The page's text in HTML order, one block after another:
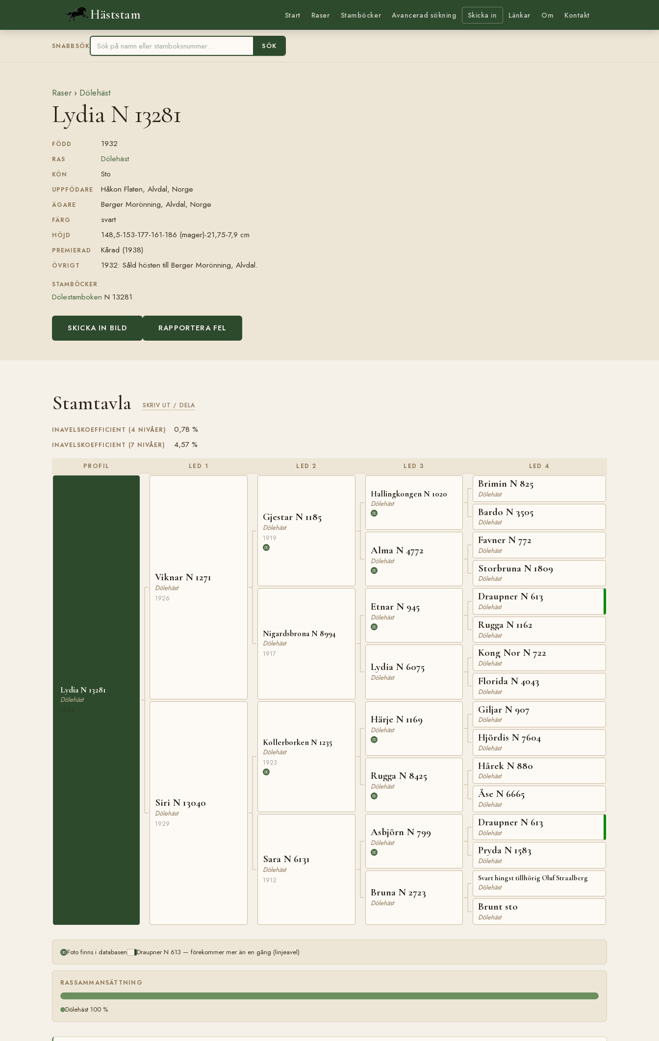
Häststam Start Raser Stamböcker Avancerad sökning Skicka in Länkar Om Kontakt
SNABBSÖK SÖK
Raser › Dölehäst
Lydia N 13281
FÖDD 1932
RAS Dölehäst
KÖN Sto
UPPFÖDARE Håkon Flaten, Alvdal, Norge
ÄGARE Berger Morönning, Alvdal, Norge
FÄRG svart
HÖJD 148,5-153-177-161-186 (mager)-21,75-7,9 cm
PREMIERAD Kårad (1938)
ÖVRIGT 1932: Såld hösten till Berger Morönning, Alvdal.
STAMBÖCKER
Dölestamboken N 13281
SKICKA IN BILD RAPPORTERA FEL
Stamtavla SKRIV UT / DELA
INAVELSKOEFFICIENT (4 NIVÅER) 0,78 %
INAVELSKOEFFICIENT (7 NIVÅER) 4,57 %
PROFIL
Lydia N 13281
Dölehäst
LED 1
Viknar N 1271
Dölehäst
1926
Siri N 13040
Dölehäst
1929
LED 2
Gjestar N 1185
Dölehäst
1919
Nigardsbrona N 8994
Dölehäst
1917
Kollerborken N 1235
Dölehäst
1923
Sara N 6131
Dölehäst
1912
LED 3
Hallingkongen N 1020
Dölehäst
Alma N 4772
Dölehäst
Etnar N 945
Dölehäst
Lydia N 6075
Dölehäst
Härje N 1169
Dölehäst
Rugga N 8425
Dölehäst
Asbjörn N 799
Dölehäst
Bruna N 2723
Dölehäst
LED 4
Brimin N 825
Dölehäst
Bardo N 3505
Dölehäst
Favner N 772
Dölehäst
Storbruna N 1809
Dölehäst
Draupner N 613
Dölehäst
Rugga N 1162
Dölehäst
Kong Nor N 722
Dölehäst
Florida N 4043
Dölehäst
Giljar N 907
Dölehäst
Hjördis N 7604
Dölehäst
Hårek N 880
Dölehäst
Åse N 6665
Dölehäst
Draupner N 613
Dölehäst
Pryda N 1583
Dölehäst
Svart hingst tillhörig Oluf Straalberg
Dölehäst
Brunt sto
Dölehäst
Foto finns i databasen Draupner N 613 — förekommer mer än en gång (linjeavel)
RASSAMMANSÄTTNING
Dölehäst 100 %